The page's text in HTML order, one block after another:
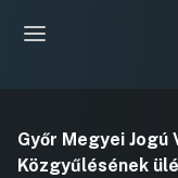
Győr Megyei Jogú
Közgyűlésének